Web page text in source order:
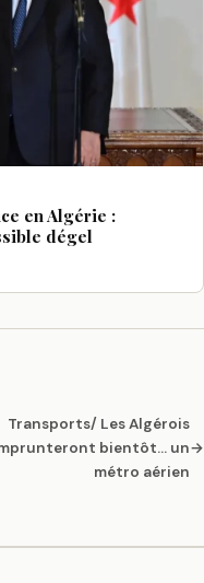
en Algérie :
dégel
Transports/ Les Algérois
bientôt… un
métro aérien
→